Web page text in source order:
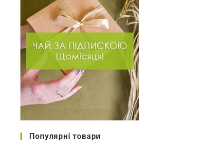
Популярні товари